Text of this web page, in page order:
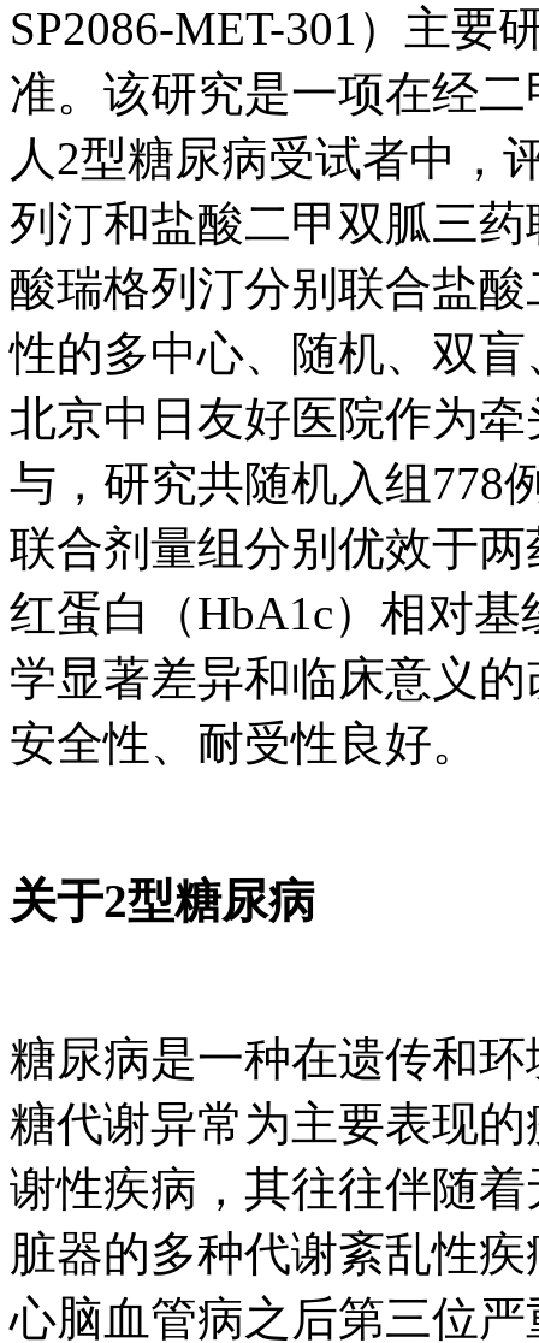
SP2086-MET-301）主要
准。该研究是一项在经
人2型糖尿病受试者中
列汀和盐酸二甲双胍三
酸瑞格列汀分别联合盐
性的多中心、随机、双
北京中日友好医院作为牵
与，研究共随机入组778
联合剂量组分别优效于两
红蛋白（HbA1c）相对
学显著差异和临床意义的
安全性、耐受性良好。
关于2型糖尿病
糖尿病是一种在遗传和
糖代谢异常为主要表现的
谢性疾病，其往往伴
脏器的多种代谢紊乱性疾病
心脑血管病之后第三位